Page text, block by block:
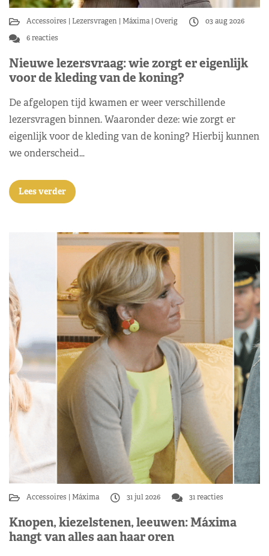
Accessoires Lezersvragen Máxima Overig
03 aug 2026
6 reacties
Nieuwe lezersvraag: wie zorgt er eigenlijk
voor de kleding van de koning?
De afgelopen tijd kwamen er weer verschillende
lezersvragen binnen. Waaronder deze: wie zorgt er
eigenlijk voor de kleding van de koning? Hierbij kunnen
we onderscheid…
Lees verder
Accessoires Máxima 31 jul 2026 31 reacties
Knopen, kiezelstenen, leeuwen: Máxima
hangt van alles aan haar oren